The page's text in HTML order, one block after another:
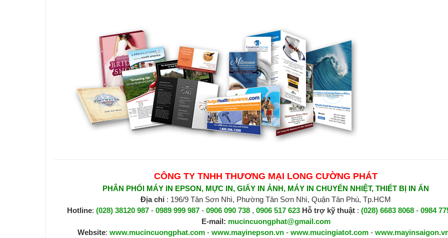
CÔNG TY TNHH THƯƠNG MẠI LONG CƯỜNG PHÁT
PHÂN PHỐI MÁY IN EPSON, MỰC IN, GIẤY IN ẢNH, MÁY IN CHUYỂN NHIỆT, THIẾT BỊ IN ẤN
Địa chỉ : 196/9 Tân Sơn Nhì, Phường Tân Sơn Nhì, Quận Tân Phú, Tp.HCM
Hotline:(028) 38120 987-0989 999 987-0906 090 738 ,0906 517 623 Hỗ trợ kỹ thuật :(028) 6683 8068 -0984
E-mail: mucincuongphat@gmail.com
Website:www.mucincuongphat.com -www.mayinepson.vn -www.mucingiatot.com -